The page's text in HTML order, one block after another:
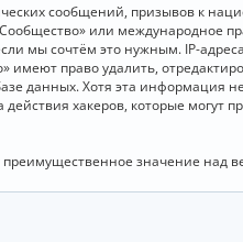
сообщений, призывов к
или
мы сочтём это нужным. IP-
право удалить,
данных. Хотя эта
хакеров, которые могут
значение над